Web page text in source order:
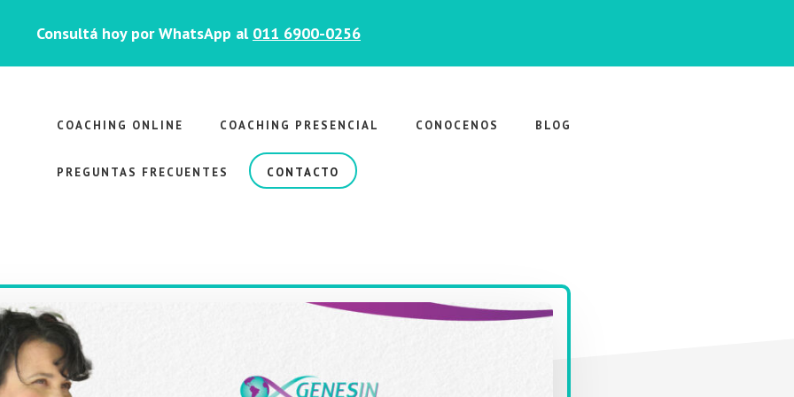
Consultá hoy por WhatsApp al 011 6900-0256
COACHING ONLINE COACHING PRESENCIAL CONOCENOS BLOG
PREGUNTAS FRECUENTES CONTACTO